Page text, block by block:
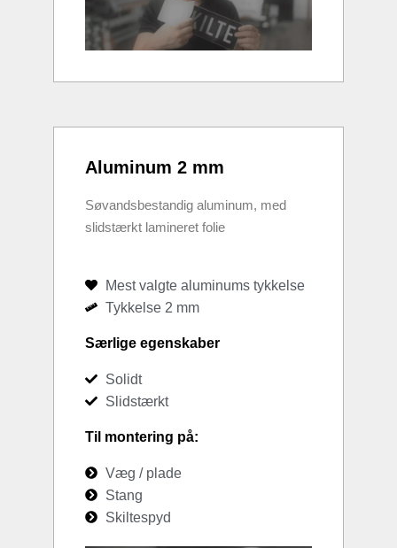
Aluminum 2 mm
Søvandsbestandig aluminum, med
slidstærkt lamineret folie
Mest valgte aluminums tykkelse
Tykkelse 2 mm
Særlige egenskaber
Solidt
Slidstærkt
Til montering på:
Væg / plade
Stang
Skiltespyd